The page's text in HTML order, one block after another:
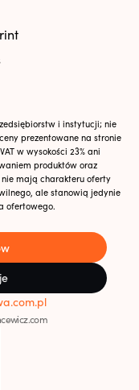
i instytucji; nie
prezentowane na stronie
w wysokości 23% ani
produktów oraz
mają charakteru oferty
ale stanowią jedynie
ofertowego.